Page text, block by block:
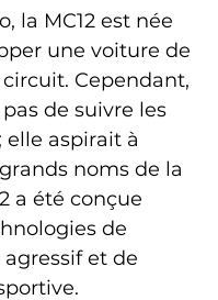
la MC12 est née
une voiture de
Cependant,
de suivre les
aspirait à
noms de la
a été conçue
de
et de